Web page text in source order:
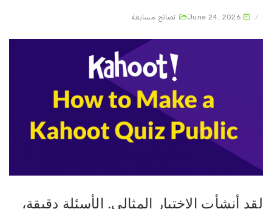
June 24, 2026 نصائح مسابقة
أنشأت الاختبار المثالي. الأسئلة دقيقة،